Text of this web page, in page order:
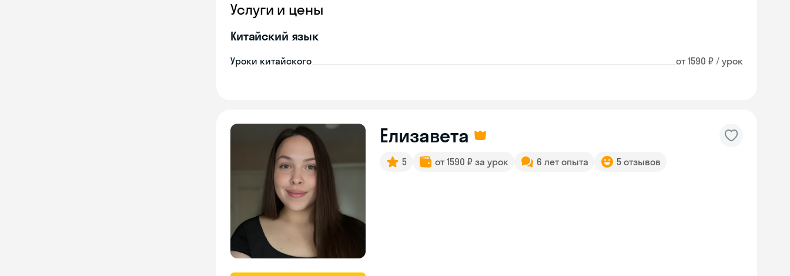
Услуги и цены
Китайский язык
Уроки китайского от 1590 ₽ / урок
Елизавета
5 от 1590 ₽ за урок 6 лет опыта 5 отзывов